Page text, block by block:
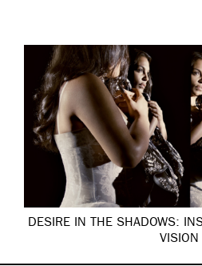
DESIRE IN THE SHADOWS:
VISION